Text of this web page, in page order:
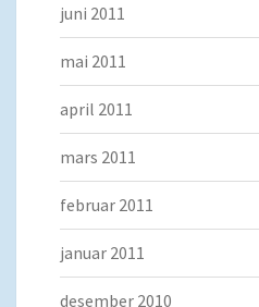
juni 2011
mai 2011
april 2011
mars 2011
februar 2011
januar 2011
desember 2010